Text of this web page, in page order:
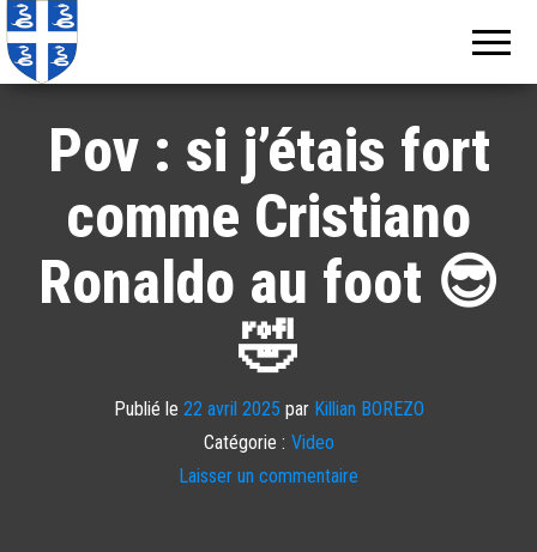
Pov : si j’étais fort
comme Cristiano
Ronaldo au foot 😎
🤣
Publié le 22 avril 2025 par Killian BOREZO
Catégorie : Video
Laisser un commentaire